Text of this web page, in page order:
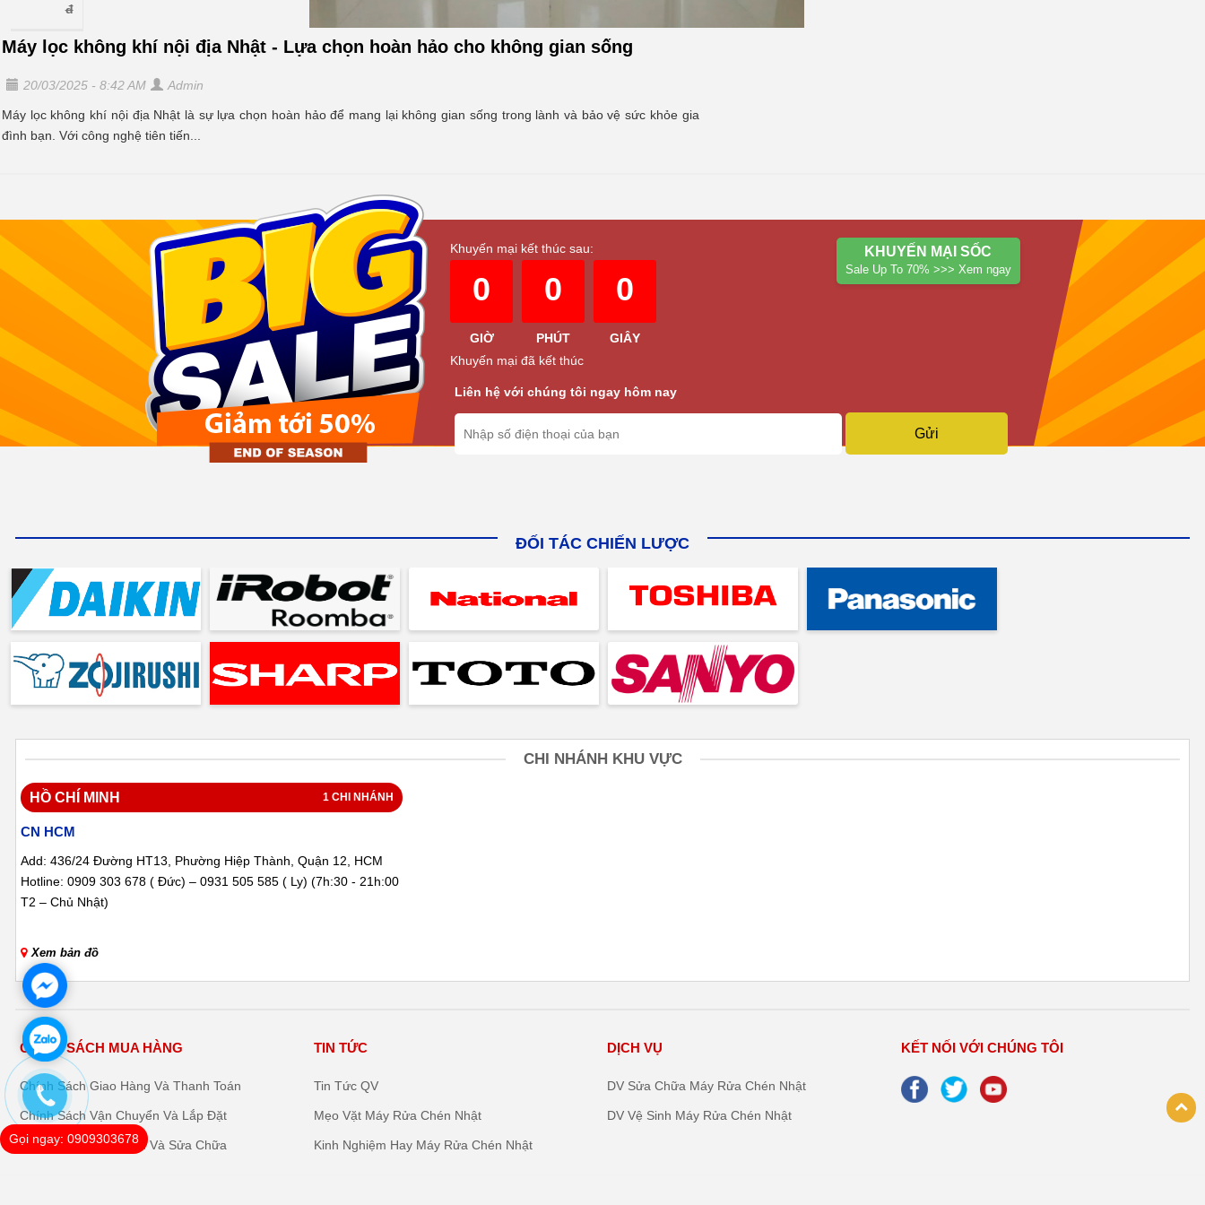
(Daikin
trăng)
đ
Máy lọc không khí nội địa Nhật - Lựa chọn hoàn hảo cho không gian sống
20/03/2025 - 8:42 AM Admin
Máy lọc không khí nội địa Nhật là sự lựa chọn hoàn hảo để mang lại không gian sống trong lành và bảo vệ sức khỏe gia
đình bạn. Với công nghệ tiên tiến...
Khuyến mại kết thúc sau:
0
GIỜ
0
PHÚT
0
GIÂY
Khuyến mại đã kết thúc
KHUYẾN MẠI SỐC
Sale Up To 70% >>> Xem ngay
Liên hệ với chúng tôi ngay hôm nay
ĐỐI TÁC CHIẾN LƯỢC
CHI NHÁNH KHU VỰC
HỒ CHÍ MINH 1 CHI NHÁNH
CN HCM
Add: 436/24 Đường HT13, Phường Hiệp Thành, Quận 12, HCM
Hotline: 0909 303 678 ( Đức) – 0931 505 585 ( Ly) (7h:30 - 21h:00
T2 – Chủ Nhật)
Xem bản đồ
CHÍNH SÁCH MUA HÀNG
Chính Sách Giao Hàng Và Thanh Toán
Chính Sách Vận Chuyển Và Lắp Đặt
Chính Sách Bảo Hành Và Sửa Chữa
TIN TỨC
Tin Tức QV
Mẹo Vặt Máy Rửa Chén Nhật
Kinh Nghiệm Hay Máy Rửa Chén Nhật
DỊCH VỤ
DV Sửa Chữa Máy Rửa Chén Nhật
DV Vệ Sinh Máy Rửa Chén Nhật
KẾT NỐI VỚI CHÚNG TÔI
Gọi ngay: 0909303678